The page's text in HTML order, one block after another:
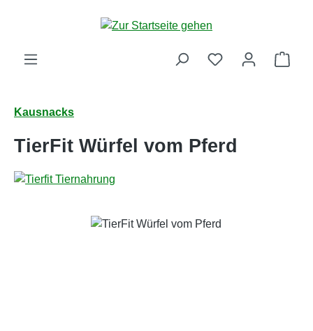
Zum Hauptinhalt springen
Kausnacks
TierFit Würfel vom Pferd
Bildergalerie überspringen